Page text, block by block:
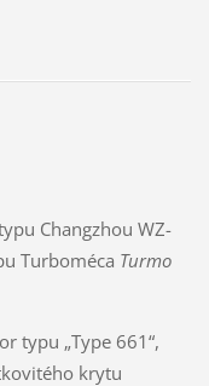
Changzhou WZ-
Turboméca Turmo
„Type 661“,
krytu